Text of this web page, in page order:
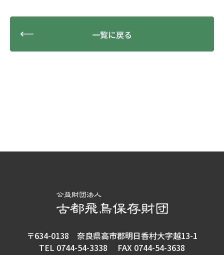
一覧に戻る
〒634-0138 奈良県高市郡明日香村大字越13-1
TEL 0744-54-3338 FAX 0744-54-3638